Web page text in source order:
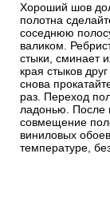
Хороший шов
полотна
соседнюю
валиком.
стыки, сминает
края стыков
снова
раз. Переход
ладонью. После
совмещение
виниловых
температуре,